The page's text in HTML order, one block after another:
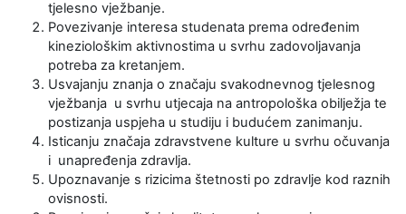
tjelesno vježbanje.
Povezivanje interesa studenata prema određenim
kineziološkim aktivnostima u svrhu zadovoljavanja
potreba za kretanjem.
Usvajanju znanja o značaju svakodnevnog tjelesnog
vježbanja u svrhu utjecaja na antropološka obilježja te
postizanja uspjeha u studiju i budućem zanimanju.
Isticanju značaja zdravstvene kulture u svrhu očuvanja
i unapređenja zdravlja.
Upoznavanje s rizicima štetnosti po zdravlje kod raznih
ovisnosti.